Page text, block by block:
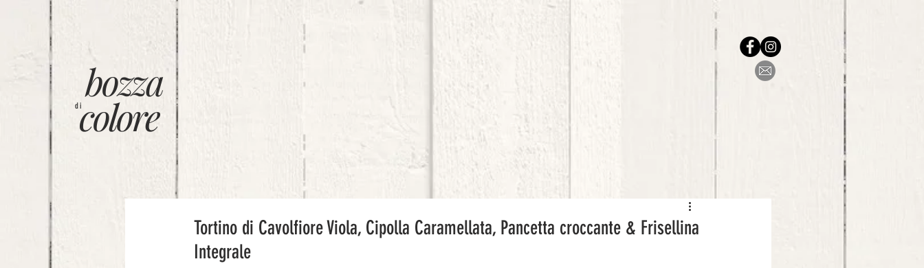
bozza
colore
di
Tortino di Cavolfiore Viola, Cipolla Caramellata, Pancetta croccante & Frisellina
Integrale